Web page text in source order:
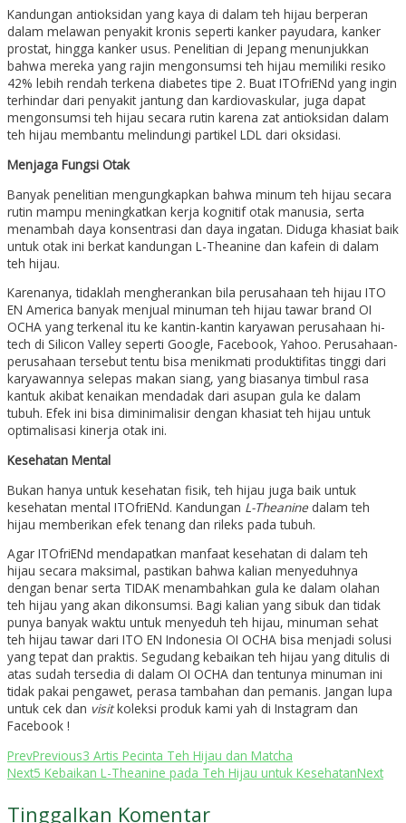
Kandungan antioksidan yang kaya di dalam teh hijau berperan
dalam melawan penyakit kronis seperti kanker payudara, kanker
prostat, hingga kanker usus. Penelitian di Jepang menunjukkan
bahwa mereka yang rajin mengonsumsi teh hijau memiliki resiko
42% lebih rendah terkena diabetes tipe 2. Buat ITOfriENd yang ingin
terhindar dari penyakit jantung dan kardiovaskular, juga dapat
mengonsumsi teh hijau secara rutin karena zat antioksidan dalam
teh hijau membantu melindungi partikel LDL dari oksidasi.
Menjaga Fungsi Otak
Banyak penelitian mengungkapkan bahwa minum teh hijau secara
rutin mampu meningkatkan kerja kognitif otak manusia, serta
menambah daya konsentrasi dan daya ingatan. Diduga khasiat baik
untuk otak ini berkat kandungan L-Theanine dan kafein di dalam
teh hijau.
Karenanya, tidaklah mengherankan bila perusahaan teh hijau ITO
EN America banyak menjual minuman teh hijau tawar brand OI
OCHA yang terkenal itu ke kantin-kantin karyawan perusahaan hi-
tech di Silicon Valley seperti Google, Facebook, Yahoo. Perusahaan-
perusahaan tersebut tentu bisa menikmati produktifitas tinggi dari
karyawannya selepas makan siang, yang biasanya timbul rasa
kantuk akibat kenaikan mendadak dari asupan gula ke dalam
tubuh. Efek ini bisa diminimalisir dengan khasiat teh hijau untuk
optimalisasi kinerja otak ini.
Kesehatan Mental
Bukan hanya untuk kesehatan fisik, teh hijau juga baik untuk
kesehatan mental ITOfriENd. Kandungan L-Theanine dalam teh
hijau memberikan efek tenang dan rileks pada tubuh.
Agar ITOfriENd mendapatkan manfaat kesehatan di dalam teh
hijau secara maksimal, pastikan bahwa kalian menyeduhnya
dengan benar serta TIDAK menambahkan gula ke dalam olahan
teh hijau yang akan dikonsumsi. Bagi kalian yang sibuk dan tidak
punya banyak waktu untuk menyeduh teh hijau, minuman sehat
teh hijau tawar dari ITO EN Indonesia OI OCHA bisa menjadi solusi
yang tepat dan praktis. Segudang kebaikan teh hijau yang ditulis di
atas sudah tersedia di dalam OI OCHA dan tentunya minuman ini
tidak pakai pengawet, perasa tambahan dan pemanis. Jangan lupa
untuk cek dan visitkoleksi produk kami yah di Instagram dan
Facebook !
PrevPrevious3 Artis Pecinta Teh Hijau dan Matcha
Next5 Kebaikan L-Theanine pada Teh Hijau untuk KesehatanNext
Tinggalkan Komentar